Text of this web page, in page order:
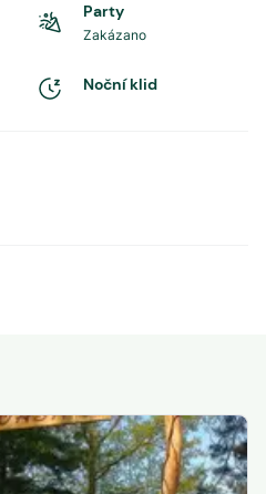
Party
Zakázano
Noční klid